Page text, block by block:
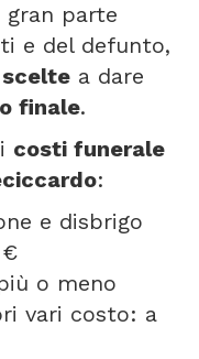
gran parte
e del defunto,
scelte a dare
finale.
costi funerale
:
e disbrigo
o meno
vari costo: a